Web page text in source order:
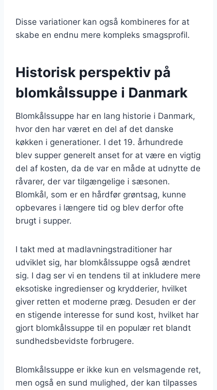
Disse variationer kan også kombineres for at
skabe en endnu mere kompleks smagsprofil.
Historisk perspektiv på
blomkålssuppe i Danmark
Blomkålssuppe har en lang historie i Danmark,
hvor den har været en del af det danske
køkken i generationer. I det 19. århundrede
blev supper generelt anset for at være en vigtig
del af kosten, da de var en måde at udnytte de
råvarer, der var tilgængelige i sæsonen.
Blomkål, som er en hårdfør grøntsag, kunne
opbevares i længere tid og blev derfor ofte
brugt i supper.
I takt med at madlavningstraditioner har
udviklet sig, har blomkålssuppe også ændret
sig. I dag ser vi en tendens til at inkludere mere
eksotiske ingredienser og krydderier, hvilket
giver retten et moderne præg. Desuden er der
en stigende interesse for sund kost, hvilket har
gjort blomkålssuppe til en populær ret blandt
sundhedsbevidste forbrugere.
Blomkålssuppe er ikke kun en velsmagende ret,
men også en sund mulighed, der kan tilpasses